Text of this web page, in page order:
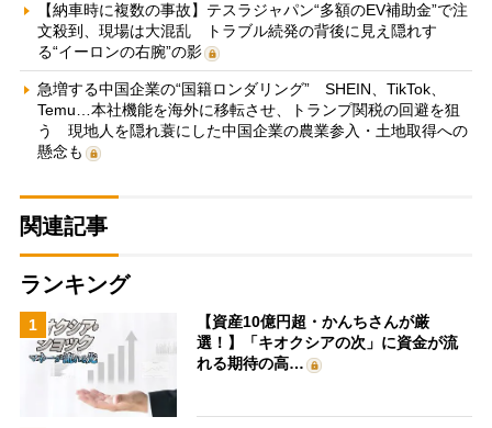
【納車時に複数の事故】テスラジャパン“多額のEV補助金”で注
文殺到、現場は大混乱 トラブル続発の背後に見え隠れす
る“イーロンの右腕”の影
急増する中国企業の“国籍ロンダリング” SHEIN、TikTok、
Temu…本社機能を海外に移転させ、トランプ関税の回避を狙
う 現地人を隠れ蓑にした中国企業の農業参入・土地取得への
懸念も
関連記事
ランキング
1
【資産10億円超・かんちさんが厳
選！】「キオクシアの次」に資金が流
れる期待の高…